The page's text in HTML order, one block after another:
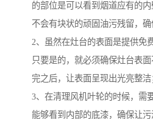
的部位是可以看到烟道应有的
不会有块状的顽固油污残留，确
2、虽然在灶台的表面是提供免
只要是的，就必须确保灶台表
完之后，让表面呈现出光亮整洁
3、在清理风机叶轮的时候，需
能够看到内部的底漆，确保让